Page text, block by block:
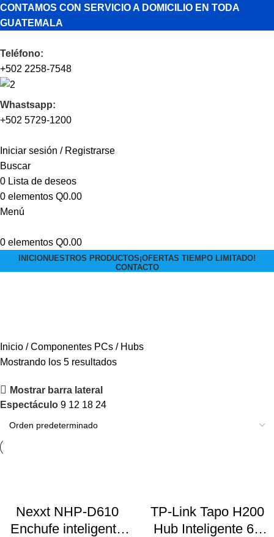
CONTAMOS CON SERVICIO A DOMICILIO EN TODA
GUATEMALA
Teléfono:
+502 2258-7548
Whastsapp:
+502 5729-1200
Iniciar sesión / Registrarse
Buscar
0 Lista de deseos
0 elementos Q0.00
Menú
0 elementos Q0.00
INICIONUESTROS PRODUCTOS¡OFERTAS TIEMPO LIMITADO!
CONTACTO
Inicio Componentes PCs
Hubs
Mostrando los 5 resultados
Mostrar barra lateral
Espectáculo 9 12 18 24
Nexxt NHP-D610
Enchufe inteligente
TP-Link Tapo H200
Hub Inteligente 64